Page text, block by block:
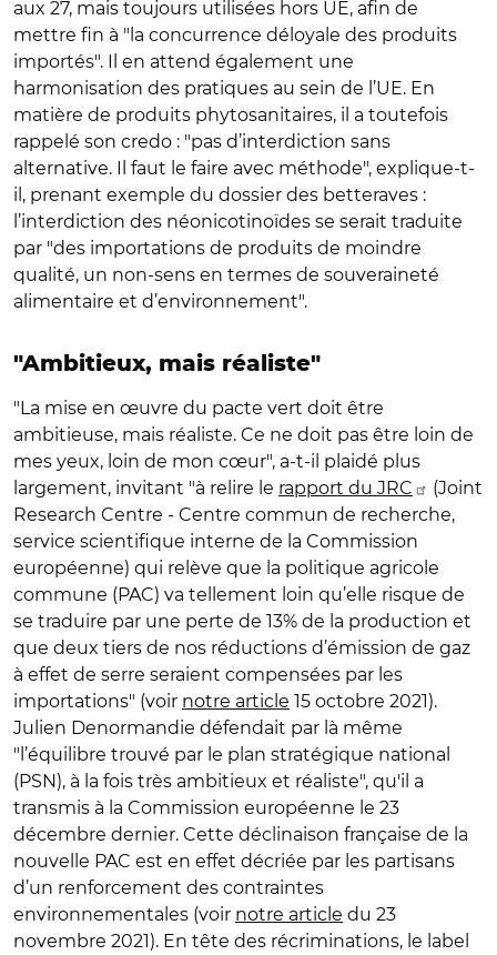
aux 27, mais toujours utilisées hors UE, afin de
mettre fin à "la concurrence déloyale des produits
importés". Il en attend également une
harmonisation des pratiques au sein de l’UE. En
matière de produits phytosanitaires, il a toutefois
rappelé son credo : "pas d’interdiction sans
alternative. Il faut le faire avec méthode", explique-t-
il, prenant exemple du dossier des betteraves :
l’interdiction des néonicotinoïdes se serait traduite
par "des importations de produits de moindre
qualité, un non-sens en termes de souveraineté
alimentaire et d’environnement".
"Ambitieux, mais réaliste"
"La mise en œuvre du pacte vert doit être
ambitieuse, mais réaliste. Ce ne doit pas être loin de
mes yeux, loin de mon cœur", a-t-il plaidé plus
largement, invitant "à relire le rapport du JRC
(Joint
Research Centre - Centre commun de recherche,
service scientifique interne de la Commission
européenne) qui relève que la politique agricole
commune (PAC) va tellement loin qu’elle risque de
se traduire par une perte de 13% de la production et
que deux tiers de nos réductions d’émission de gaz
à effet de serre seraient compensées par les
importations" (voir notre article 15 octobre 2021).
Julien Denormandie défendait par là même
"l’équilibre trouvé par le plan stratégique national
(PSN), à la fois très ambitieux et réaliste", qu'il a
transmis à la Commission européenne le 23
décembre dernier. Cette déclinaison française de la
nouvelle PAC est en effet décriée par les partisans
d’un renforcement des contraintes
environnementales (voir notre article du 23
novembre 2021). En tête des récriminations, le label